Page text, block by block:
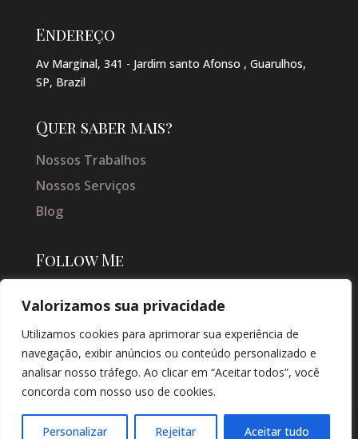
Valorizamos sua privacidade
Utilizamos cookies para aprimorar sua experiência de
navegação, exibir anúncios ou conteúdo personalizado e
analisar nosso tráfego. Ao clicar em “Aceitar todos”, você
concorda com nosso uso de cookies.
Personalizar Rejeitar Aceitar tudo
Endereço
Av Marginal, 341 - Jardim santo Afonso , Guarulhos,
SP, Brazil
Quer saber mais?
Nossos Trabalhos
Nossos Serviços
Blog
Follow Me
SOLUÇÕES DIGITAIS |
CRIAÇÃO DE SITES